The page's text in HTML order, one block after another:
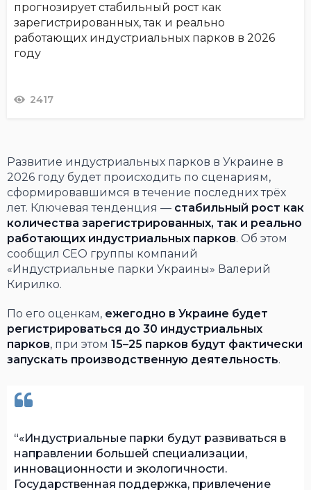
прогнозирует стабильный рост как
зарегистрированных, так и реально
работающих индустриальных парков в 2026
году
2417
Развитие индустриальных парков в Украине в
2026 году будет происходить по сценариям,
сформировавшимся в течение последних трёх
лет. Ключевая тенденция — стабильный рост как
количества зарегистрированных, так и реально
работающих индустриальных парков. Об этом
сообщил СЕО группы компаний
«Индустриальные парки Украины» Валерий
Кирилко.
По его оценкам, ежегодно в Украине будет
регистрироваться до 30 индустриальных
парков, при этом 15–25 парков будут фактически
запускать производственную деятельность.
«Индустриальные парки будут развиваться в
направлении большей специализации,
инновационности и экологичности.
Государственная поддержка, привлечение